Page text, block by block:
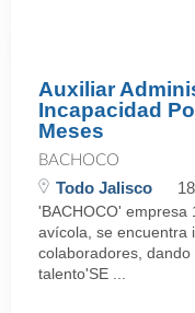
Auxiliar
Incapacidad
Meses
BACHOCO
Todo Jalisco
'BACHOCO' empresa
avícola, se encuentra
colaboradores,
talento'SE ...